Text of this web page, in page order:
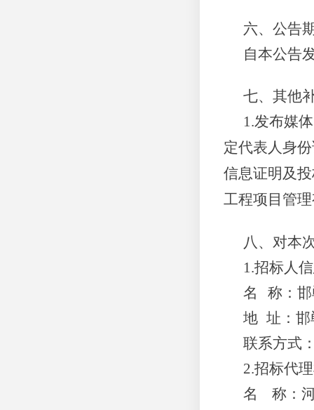
六、公告
自本公告
七、 其他
1.发布媒
定代表人身
信息证明及
工程项目管
八、对本
1.招标人
名
称：
地 址：
联系方式
2.招标代
名
称：